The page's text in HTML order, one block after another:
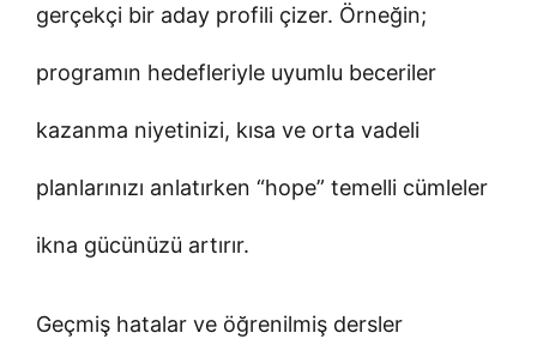
gerçekçi bir aday profili çizer. Örneğin;
programın hedefleriyle uyumlu beceriler
kazanma niyetinizi, kısa ve orta vadeli
planlarınızı anlatırken “hope” temelli cümleler
ikna gücünüzü artırır.
Geçmiş hatalar ve öğrenilmiş dersler